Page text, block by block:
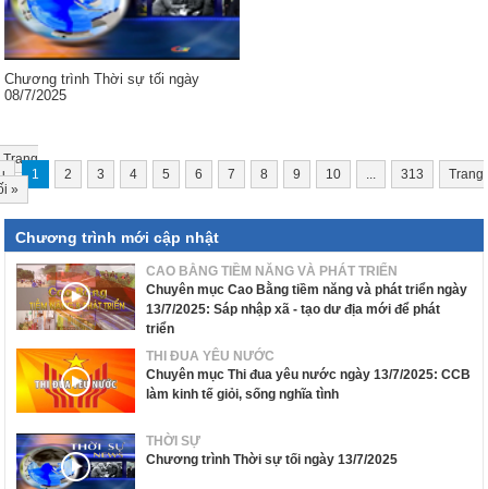
Chương trình Thời sự tối ngày
08/7/2025
Trang
1 2 3 4 5 6 7 8 9 10 313
Trang
»
Chương trình mới cập nhật
CAO BẰNG TIỀM NĂNG VÀ PHÁT TRIỂN
Chuyên mục Cao Bằng tiềm năng và phát triển ngày
13/7/2025: Sáp nhập xã - tạo dư địa mới để phát
triển
THI ĐUA YÊU NƯỚC
Chuyên mục Thi đua yêu nước ngày 13/7/2025: CCB
làm kinh tế giỏi, sống nghĩa tình
THỜI SỰ
Chương trình Thời sự tối ngày 13/7/2025